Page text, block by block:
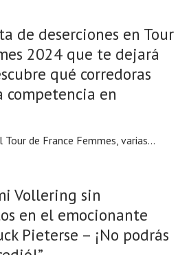
de deserciones en Tour
2024 que te dejará
qué corredoras
competencia en
de France Femmes, varias...
Vollering sin
en el emocionante
Pieterse – ¡No podrás